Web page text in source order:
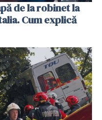
de la robinet la
Cum explică